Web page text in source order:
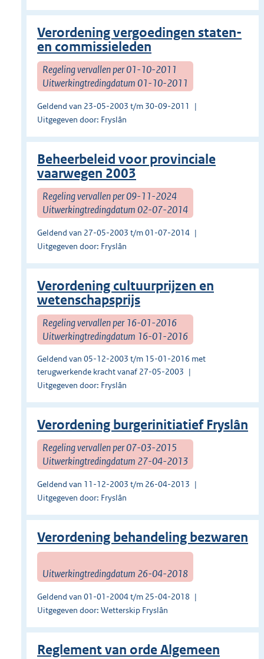
Verordening vergoedingen staten-
en commissieleden
Regeling vervallen per 01-10-2011
Uitwerkingtredingdatum 01-10-2011
Geldend van 23-05-2003 t/m 30-09-2011
Uitgegeven door: Fryslân
Beheerbeleid voor provinciale
vaarwegen 2003
Regeling vervallen per 09-11-2024
Uitwerkingtredingdatum 02-07-2014
Geldend van 27-05-2003 t/m 01-07-2014
Uitgegeven door: Fryslân
Verordening cultuurprijzen en
wetenschapsprijs
Regeling vervallen per 16-01-2016
Uitwerkingtredingdatum 16-01-2016
Geldend van 05-12-2003 t/m 15-01-2016 met
terugwerkende kracht vanaf 27-05-2003
Uitgegeven door: Fryslân
Verordening burgerinitiatief Fryslân
Regeling vervallen per 07-03-2015
Uitwerkingtredingdatum 27-04-2013
Geldend van 11-12-2003 t/m 26-04-2013
Uitgegeven door: Fryslân
Verordening behandeling bezwaren
Uitwerkingtredingdatum 26-04-2018
Geldend van 01-01-2004 t/m 25-04-2018
Uitgegeven door: Wetterskip Fryslân
Reglement van orde Algemeen